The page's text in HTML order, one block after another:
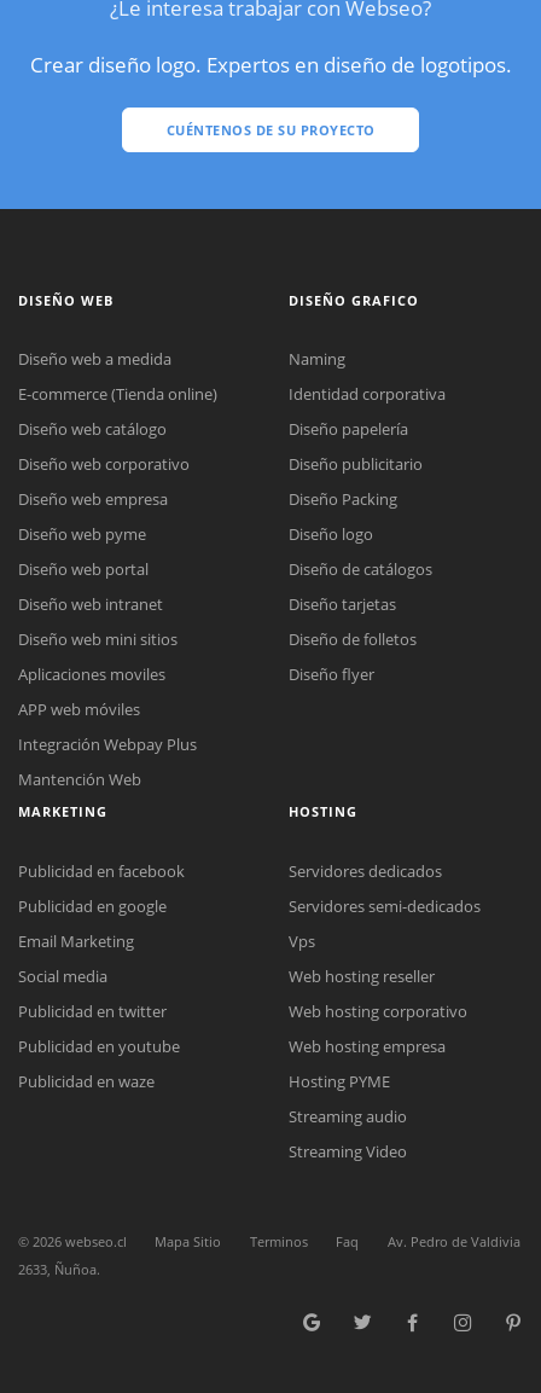
¿Le interesa trabajar con Webseo?
Crear diseño logo. Expertos en diseño de logotipos.
CUÉNTENOS DE SU PROYECTO
Reunión online
Nuestros ejecutivos le enviarán un correo electrónico con el enlace a
Cotización
Complete el formulario y nos contactaremos a la brevedad.
Chat Online
Todos nuestros ejecutivos están fuera de línea. Complete el formulario
para enviarnos un correo electrónico con sus datos personales.
DISEÑO WEB
Diseño web a medida
E-commerce (Tienda online)
Diseño web catálogo
Diseño web corporativo
Diseño web empresa
Diseño web pyme
Diseño web portal
Diseño web intranet
Diseño web mini sitios
Aplicaciones moviles
APP web móviles
Integración Webpay Plus
Mantención Web
DISEÑO GRAFICO
Naming
Identidad corporativa
Diseño papelería
Diseño publicitario
Diseño Packing
Diseño logo
Diseño de catálogos
Diseño tarjetas
Diseño de folletos
Diseño flyer
MARKETING
Publicidad en facebook
Publicidad en google
Email Marketing
Social media
Publicidad en twitter
Publicidad en youtube
Publicidad en waze
HOSTING
Servidores dedicados
Servidores semi-dedicados
Vps
Web hosting reseller
Web hosting corporativo
Web hosting empresa
Hosting PYME
Streaming audio
Streaming Video
© 2026 webseo.cl Mapa Sitio Terminos Faq
Av. Pedro de Valdivia
2633, Ñuñoa.